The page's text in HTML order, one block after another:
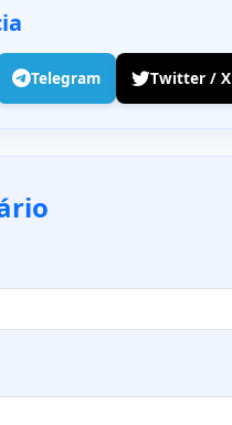
Telegram Twitter / X